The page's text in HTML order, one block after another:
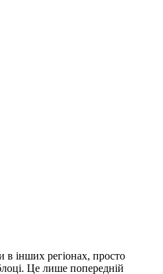
інших регіонах, просто
Це лише попередній